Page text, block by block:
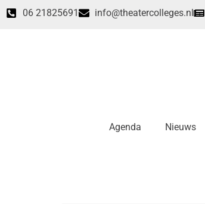
06 21825691 info@theatercolleges.nl
Agenda Nieuws